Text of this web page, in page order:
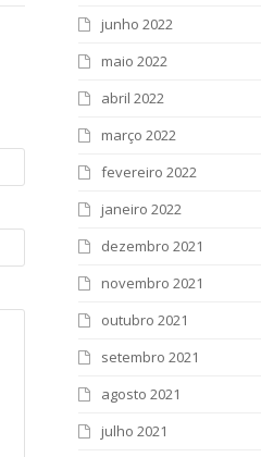
junho 2022
maio 2022
abril 2022
março 2022
fevereiro 2022
janeiro 2022
dezembro 2021
novembro 2021
outubro 2021
setembro 2021
agosto 2021
julho 2021